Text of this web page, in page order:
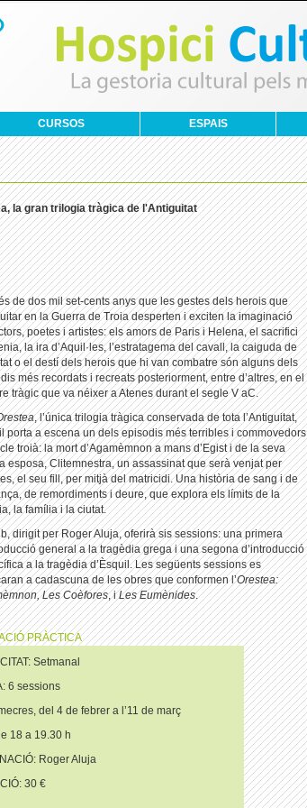
CURSOS ESPAIS
la gran trilogia tràgica de l'Antiguitat
de dos mil set-cents anys que les gestes dels herois que
en la Guerra de Troia desperten i exciten la imaginació
poetes i artistes: els amors de Paris i Helena, el sacrifici
la ira d’Aquil·les, l’estratagema del cavall, la caiguda de
o el destí dels herois que hi van combatre són alguns dels
més recordats i recreats posteriorment, entre d’altres, en el
tràgic que va néixer a Atenes durant el segle V aC.
, l’única trilogia tràgica conservada de tota l’Antiguitat,
porta a escena un dels episodis més terribles i commovedors
troià: la mort d’Agamèmnon a mans d’Egist i de la seva
esposa, Clitemnestra, un assassinat que serà venjat per
el seu fill, per mitjà del matricidi. Una història de sang i de
de remordiments i deure, que explora els límits de la
la família i la ciutat.
dirigit per Roger Aluja, oferirà sis sessions: una primera
general a la tragèdia grega i una segona d’introducció
a la tragèdia d’Èsquil. Les següents sessions es
a cadascuna de les obres que conformen l’Orestea:
Les Coèfores, iLes Eumènides.
PRÀCTICA
Setmanal
6 sessions
del 4 de febrer a l’11 de març
18 a 19.30 h
Roger Aluja
30 €